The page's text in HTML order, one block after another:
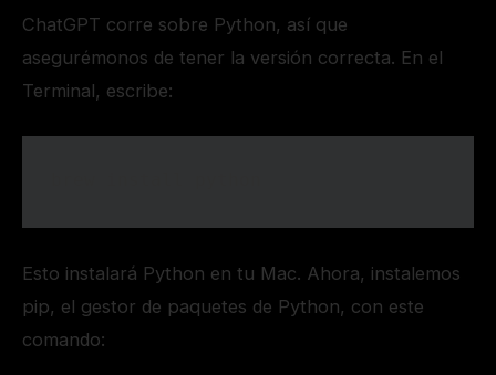
ChatGPT corre sobre Python, así que
asegurémonos de tener la versión correcta. En el
Terminal, escribe:
Esto instalará Python en tu Mac. Ahora, instalemos
pip, el gestor de paquetes de Python, con este
comando: